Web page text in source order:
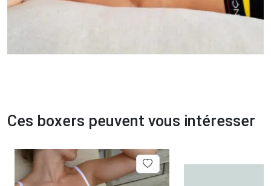
Ces boxers peuvent vous intéresser